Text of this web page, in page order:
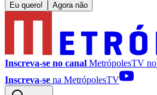
Eu quero! Agora não
Inscreva-se no canal MetrópolesTV no
Inscreva-se na MetrópolesTV